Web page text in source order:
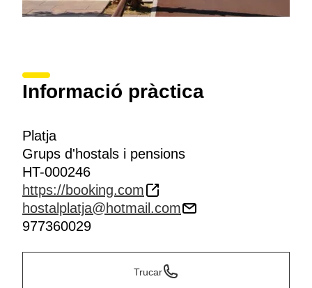
Informació pràctica
Platja
Grups d'hostals i pensions
HT-000246
https://booking.com
hostalplatja@hotmail.com
977360029
Trucar